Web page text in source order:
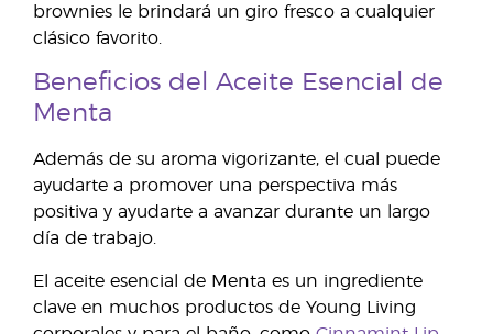
brownies le brindará un giro fresco a cualquier
clásico favorito.
Beneficios del Aceite Esencial de
Menta
Además de su aroma vigorizante, el cual puede
ayudarte a promover una perspectiva más
positiva y ayudarte a avanzar durante un largo
día de trabajo.
El aceite esencial de Menta es un ingrediente
clave en muchos productos de Young Living